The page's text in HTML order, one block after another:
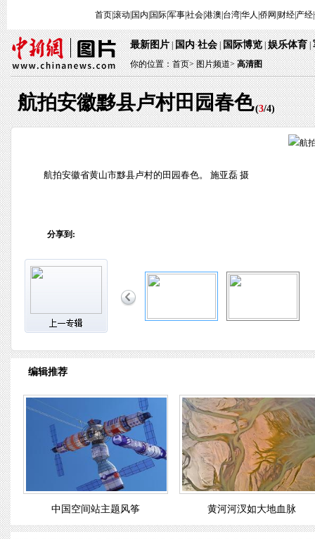
首页|滚动 国内 国际|军事|社会|港澳 台湾|华人 侨网 财经| 产经|
最新图片 | 国内·社会 | 国际博览 | 娱乐体育 |
你的位置：首页> 图片频道> 高清图
航拍安徽黟县卢村田园春色 (3/4)
航拍安徽省黄山市黟县卢村的田园春色。 施亚磊 摄
分享到:
编辑推荐
中国空间站主题风筝 黄河河汊如大地血脉